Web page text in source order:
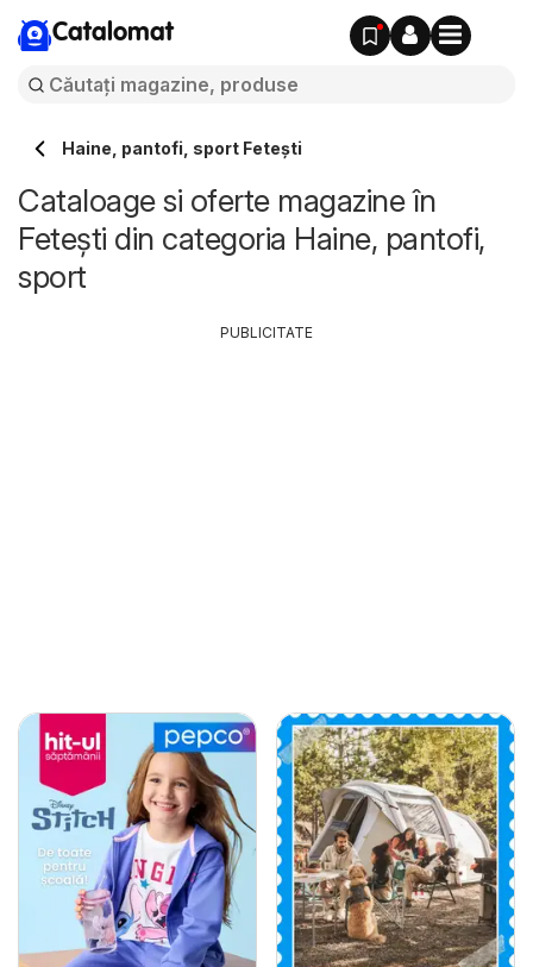
Catalomat
Haine, pantofi, sport Feteşti
Cataloage si oferte magazine în
Feteşti din categoria Haine, pantofi,
sport
PUBLICITATE